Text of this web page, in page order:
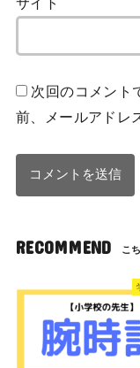
次回のコメント
前、メールアドレ
RECOMMEND